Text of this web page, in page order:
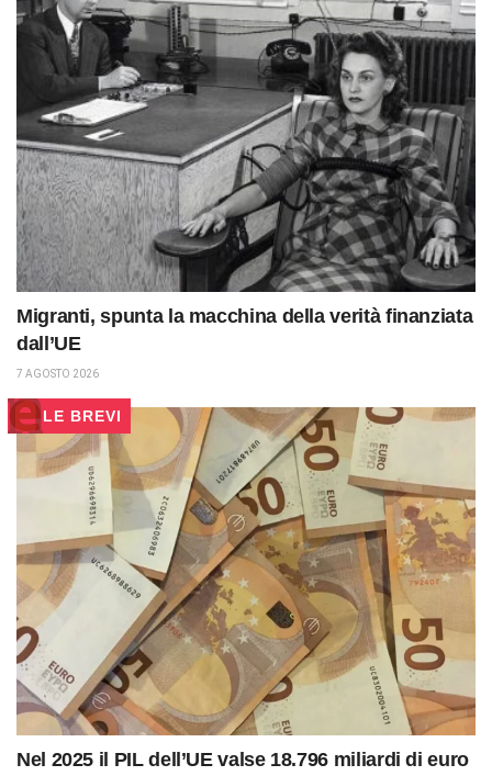
Migranti, spunta la macchina della verità finanziata
dall’UE
7 AGOSTO 2026
LE BREVI
Nel 2025 il PIL dell’UE valse 18.796 miliardi di euro